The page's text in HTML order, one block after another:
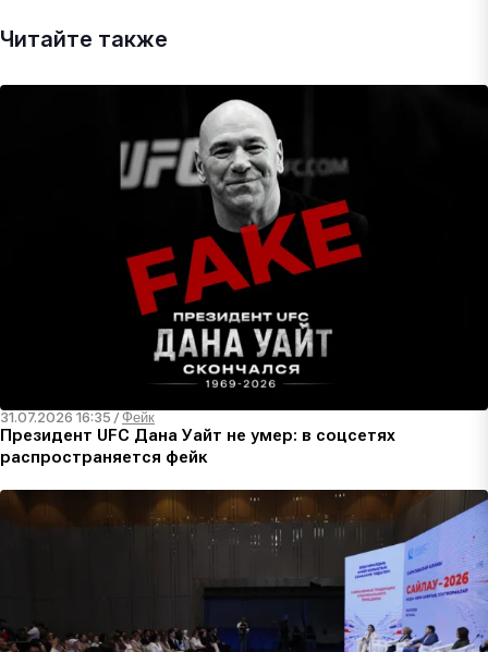
Читайте также
31.07.2026 16:35 /Фейк
Президент UFC Дана Уайт не умер: в соцсетях
распространяется фейк